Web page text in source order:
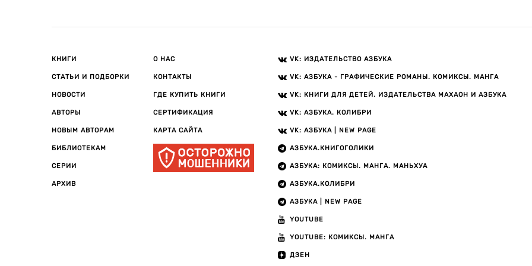
КНИГИ
СТАТЬИ И ПОДБОРКИ
НОВОСТИ
АВТОРЫ
НОВЫМ АВТОРАМ
БИБЛИОТЕКАМ
СЕРИИ
АРХИВ
О НАС
КОНТАКТЫ
ГДЕ КУПИТЬ КНИГИ
СЕРТИФИКАЦИЯ
КАРТА САЙТА
VK: ИЗДАТЕЛЬСТВО АЗБУКА
VK: АЗБУКА - ГРАФИЧЕСКИЕ РОМАНЫ. КОМИКСЫ. МАНГА
VK: КНИГИ ДЛЯ ДЕТЕЙ. ИЗДАТЕЛЬСТВА МАХАОН И АЗБУКА
VK: АЗБУКА. КОЛИБРИ
VK: АЗБУКА | NEW PAGE
АЗБУКА.КНИГОГОЛИКИ
АЗБУКА: КОМИКСЫ. МАНГА. МАНЬХУА
АЗБУКА.КОЛИБРИ
АЗБУКА | NEW PAGE
YOUTUBE
YOUTUBE: КОМИКСЫ. МАНГА
ДЗЕН